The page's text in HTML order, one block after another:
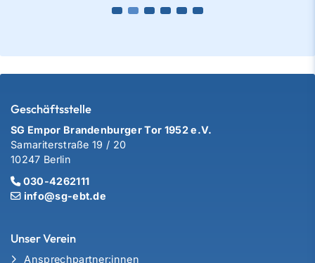
Geschäftsstelle
SG Empor Brandenburger Tor 1952 e.V.
Samariterstraße 19 / 20
10247 Berlin
030-4262111
info@sg-ebt.de
Unser Verein
Ansprechpartner:innen